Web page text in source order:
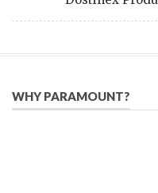
WHY PARAMOUNT?